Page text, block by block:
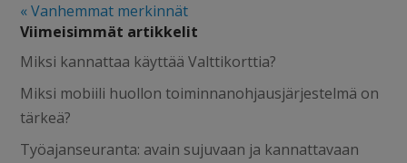
« Vanhemmat merkinnät
Viimeisimmät artikkelit
Miksi kannattaa käyttää Valttikorttia?
Miksi mobiili huollon toiminnanohjausjärjestelmä on
tärkeä?
Työajanseuranta: avain sujuvaan ja kannattavaan